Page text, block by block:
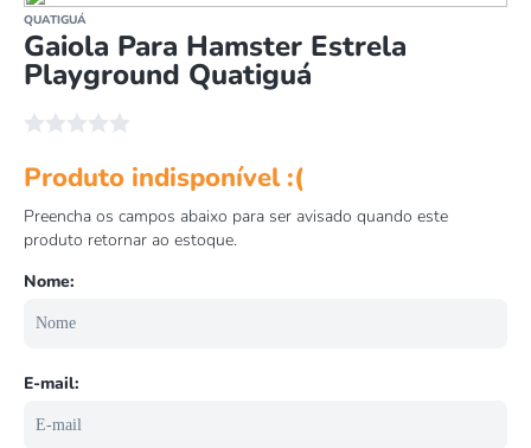
QUATIGUÁ
Gaiola Para Hamster Estrela
Playground Quatiguá
☆☆☆☆☆
4º
gaiolas bragança
tartaruga
8